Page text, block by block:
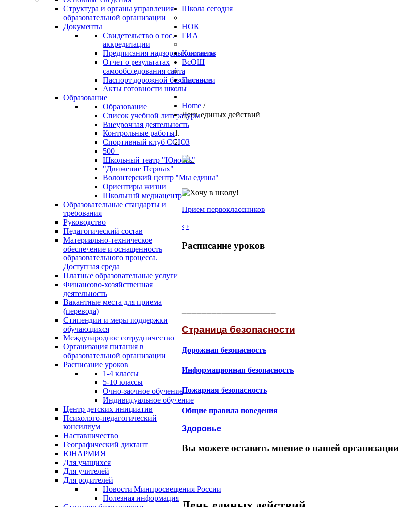
Структура и органы управления
образовательной организации
Документы
Свидетельство о гос.
аккредитации
Предписания надзорных органов
Отчет о результатах
самообследования сайта
Паспорт дорожной безопасности
Акты готовности школы
Образование
Образование
Список учебной литературы
Внеурочная деятельность
Контрольные работы
Спортивный клуб СОЮЗ
500+
Школьный театр "Юность"
"Движение Первых"
Волонтерский центр "Мы едины"
Ориентиры жизни
Школьный медиацентр
Образовательные стандарты и
требования
Руководство
Педагогический состав
Материально-техническое
обеспечение и оснащенность
образовательного процесса.
Доступная среда
Платные образовательные услуги
Финансово-хозяйственная
деятельность
Вакантные места для приема
(перевода)
Стипендии и меры поддержки
обучающихся
Международное сотрудничество
Организация питания в
образовательной организации
Школа сегодня
Расписание уроков
1-4 классы
5-10 классы
Очно-заочное обучение
Индивидуальное обучение
Центр детских инициатив
Психолого-педагогический
консилиум
Наставничество
Географический диктант
ЮНАРМИЯ
Для учащихся
Для учителей
Для родителей
Новости Минпросвещения России
Полезная информация
НОК
ГИА
Контакты
ВсОШ
Питание
Home /
День единых действий
Прием первоклассников
‹ ›
Расписание уроков
Страница безопасности
Дорожная безопасность
Информационная безопасность
Пожарная безопасность
Общие правила поведения
Здоровье
Вы можете оставить мнение о нашей организации